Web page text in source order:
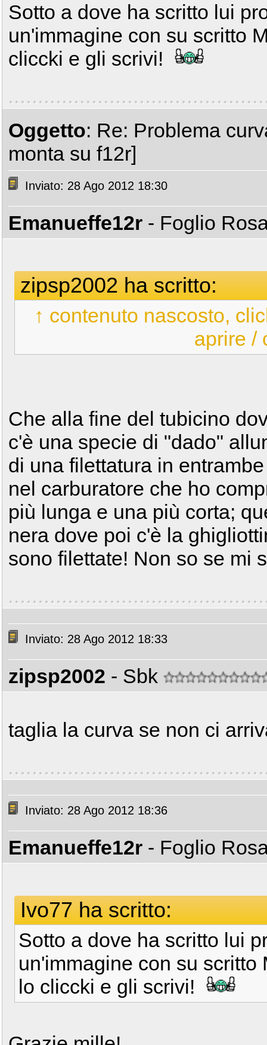
Sotto a dove ha scritto lui
un'immagine con su scritto
cliccki e gli scrivi!
Oggetto: Re: Problema
monta su f12r]
Inviato: 28 Ago 2012 18:30
Emanueffe12r - Foglio
zipsp2002 ha scritto:
↑ contenuto nascosto,
aprire /
Che alla fine del tubicino
c'è una specie di "dado"
di una filettatura in
nel carburatore che ho
più lunga e una più corta;
nera dove poi c'è la
sono filettate! Non so se mi
Inviato: 28 Ago 2012 18:33
zipsp2002 - Sbk
taglia la curva se non ci
Inviato: 28 Ago 2012 18:36
Emanueffe12r - Foglio
Ivo77 ha scritto:
Sotto a dove ha scritto lui
un'immagine con su
lo cliccki e gli scrivi!